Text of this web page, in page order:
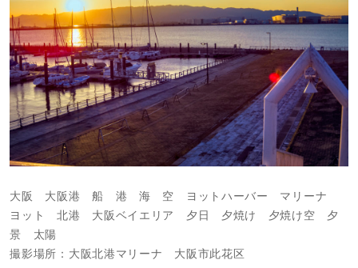
大阪 大阪港 船 港 海 空 ヨットハーバー マリーナ
ヨット 北港 大阪ベイエリア 夕日 夕焼け 夕焼け空 夕
景 太陽
撮影場所：大阪北港マリーナ 大阪市此花区